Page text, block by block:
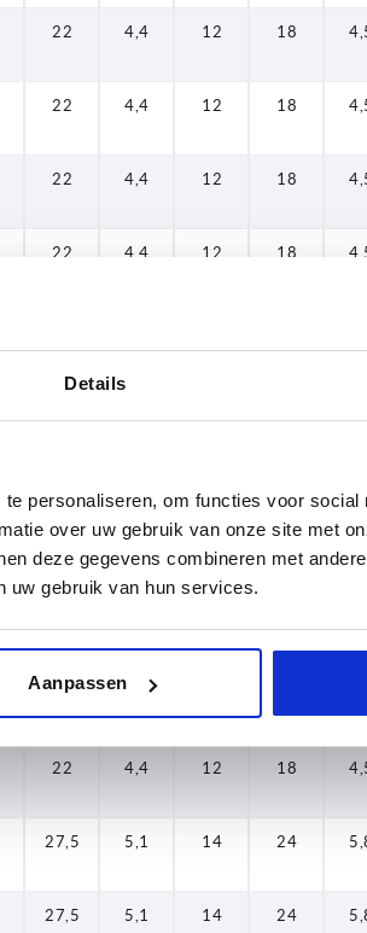
Details
personaliseren, om functies voor social
over uw gebruik van onze site met
deze gegevens combineren met
uw gebruik van hun services.
Aanpassen
22 4,4 12 18
22 4,4 12 18
22 4,4 12 18
22 4,4 12 18
22 4,4
22 4,4 12 18
27,5 5,1 14 24
27,5 5,1 14 24